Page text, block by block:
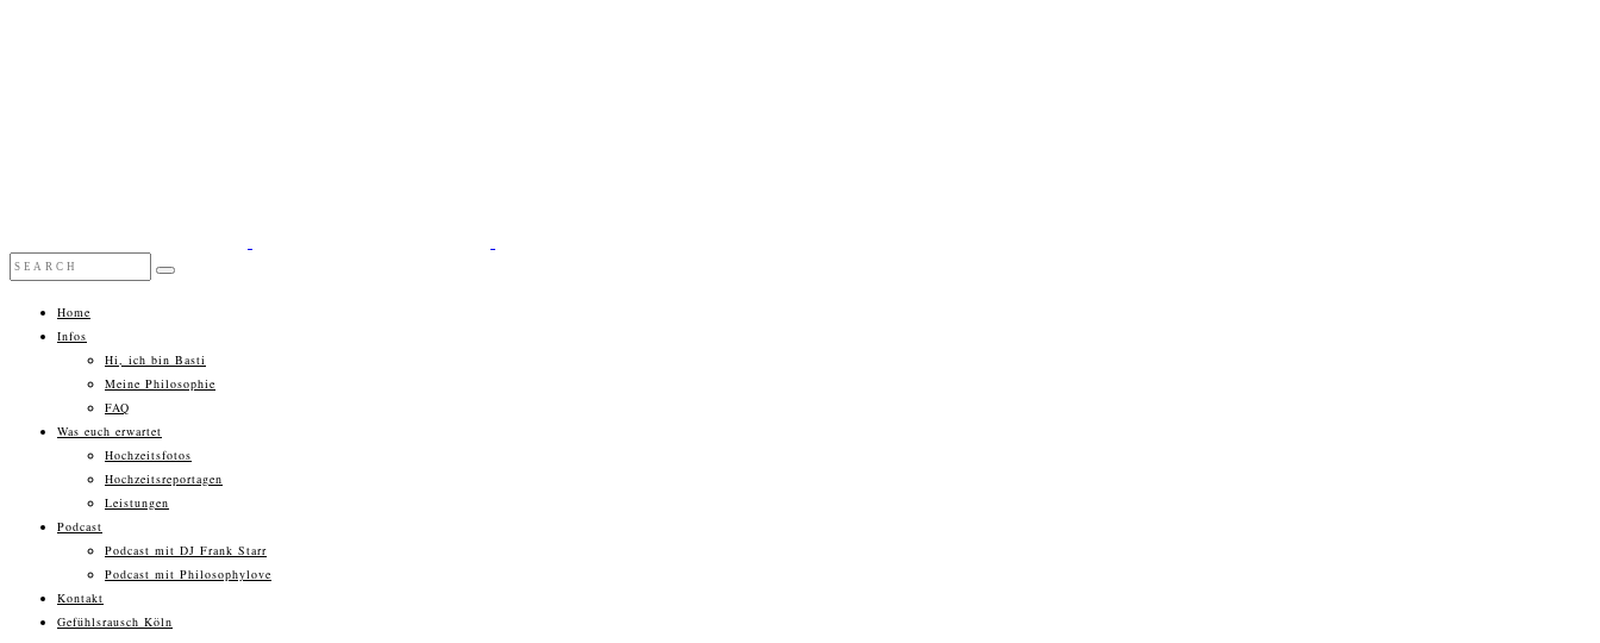
Home
Infos
Hi, ich bin Basti
Meine Philosophie
FAQ
Was euch erwartet
Hochzeitsfotos
Hochzeitsreportagen
Leistungen
Podcast
Podcast mit DJ Frank Starr
Podcast mit Philosophylove
Kontakt
Gefühlsrausch Köln